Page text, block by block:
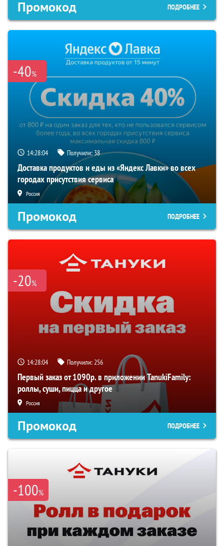
Промокод ПОДРОБНЕЕ
-40%
14:28:04 Получили:38
Доставка продуктов и еды из «Яндекс Лавки» во всех
городах присутствия сервиса
Россия
Промокод ПОДРОБНЕЕ
-20%
14:28:04 Получили:256
Первый заказ от 1090р. в приложении TanukiFamily:
роллы, суши, пицца и другое
Россия
Промокод ПОДРОБНЕЕ
-100%